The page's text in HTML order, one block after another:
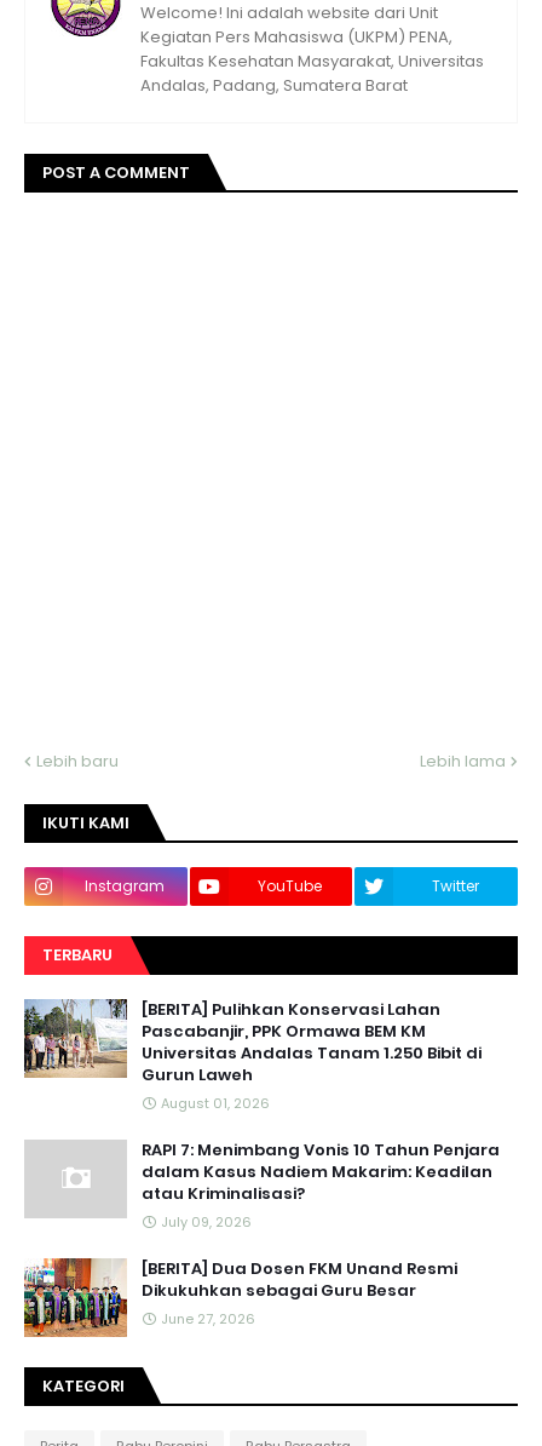
Welcome! Ini adalah website dari Unit
Kegiatan Pers Mahasiswa (UKPM) PENA,
Fakultas Kesehatan Masyarakat, Universitas
Andalas, Padang, Sumatera Barat
POST A COMMENT
Lebih baru Lebih lama
IKUTI KAMI
Instagram YouTube Twitter
TERBARU
[BERITA] Pulihkan Konservasi Lahan
Pascabanjir, PPK Ormawa BEM KM
Universitas Andalas Tanam 1.250 Bibit di
Gurun Laweh
August 01, 2026
RAPI 7: Menimbang Vonis 10 Tahun Penjara
dalam Kasus Nadiem Makarim: Keadilan
atau Kriminalisasi?
July 09, 2026
[BERITA] Dua Dosen FKM Unand Resmi
Dikukuhkan sebagai Guru Besar
June 27, 2026
KATEGORI